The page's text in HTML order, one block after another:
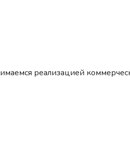
реализацией